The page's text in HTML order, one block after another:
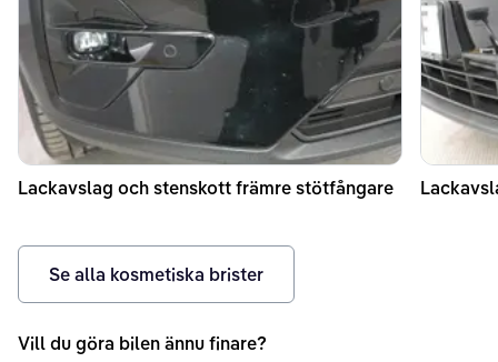
Lackavslag och stenskott främre stötfångare
Se alla kosmetiska brister
Vill du göra bilen ännu finare?